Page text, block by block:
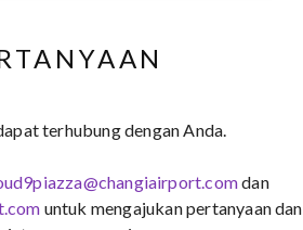
terhubung dengan Anda.
dan
untuk mengajukan pertanyaan dan